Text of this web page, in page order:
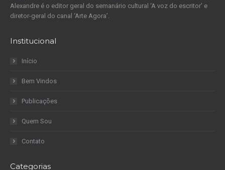
Alexandre é o editor geral do semanário cultural ‘A voz do escritor’ e
diretor-geral do canal ‘Arte Agora’.
Institucional
Início
Bem Vindos
Publicações
Quem Sou
Contato
Categorias